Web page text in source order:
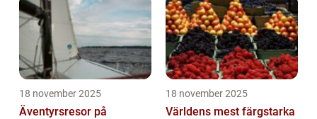
18 november 2025
Äventyrsresor på
18 november 2025
Världens mest färgstarka